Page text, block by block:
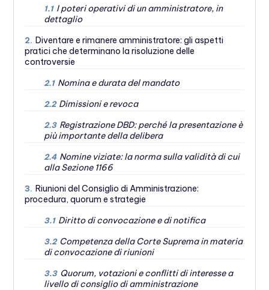
1.1 I poteri operativi di un amministratore, in
dettaglio
2. Diventare e rimanere amministratore: gli aspetti
pratici che determinano la risoluzione delle
controversie
2.1 Nomina e durata del mandato
2.2 Dimissioni e revoca
2.3 Registrazione DBD: perché la presentazione è
più importante della delibera
2.4 Nomine viziate: la norma sulla validità di cui
alla Sezione 1166
3. Riunioni del Consiglio di Amministrazione:
procedura, quorum e strategie
3.1 Diritto di convocazione e di notifica
3.2 Competenza della Corte Suprema in materia
di convocazione di riunioni
3.3 Quorum, votazioni e conflitti di interesse a
livello di consiglio di amministrazione